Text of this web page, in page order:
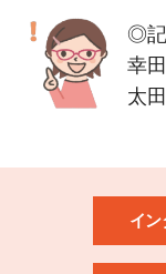
◎
幸
太
イン